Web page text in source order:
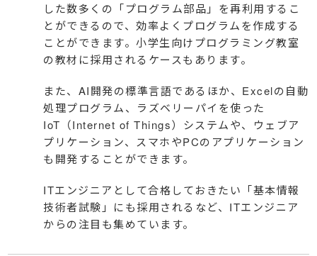
した数多くの「プログラム部品」を再利用するこ
とができるので、効率よくプログラムを作成する
ことができます。小学生向けプログラミング教室
の教材に採用されるケースもあります。
また、AI開発の標準言語であるほか、Excelの自動
処理プログラム、ラズベリーパイを使った
IoT（Internet of Things）システムや、ウェブア
プリケーション、スマホやPCのアプリケーション
も開発することができます。
ITエンジニアとして合格しておきたい「基本情報
技術者試験」にも採用されるなど、ITエンジニア
からの注目も集めています。